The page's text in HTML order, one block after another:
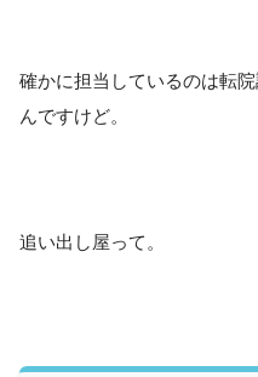
確かに担当しているのは転
んですけど。
追い出し屋って。